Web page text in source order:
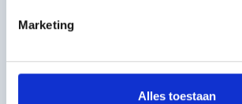
Marketing
Alles toestaan
vernieuwende manier bij elkaar
gebracht.
Organisaties in beweging